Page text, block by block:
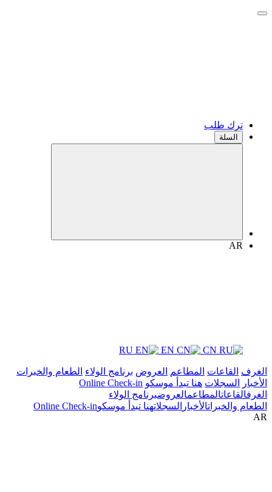
ترك طلب
السلة
AR
RU EN CN
الغرف القاعات المطاعم العروض برنامج الولاء الطعام والخبرات
الأخبار
السجلات هنا تبدأ موسكو Online Check-in
الغرفالقاعاتالمطاعمالعروضبرنامج الولاء
الطعام والخبراتالأخبار السجلاتهنا تبدأ موسكوOnline Check-in
AR